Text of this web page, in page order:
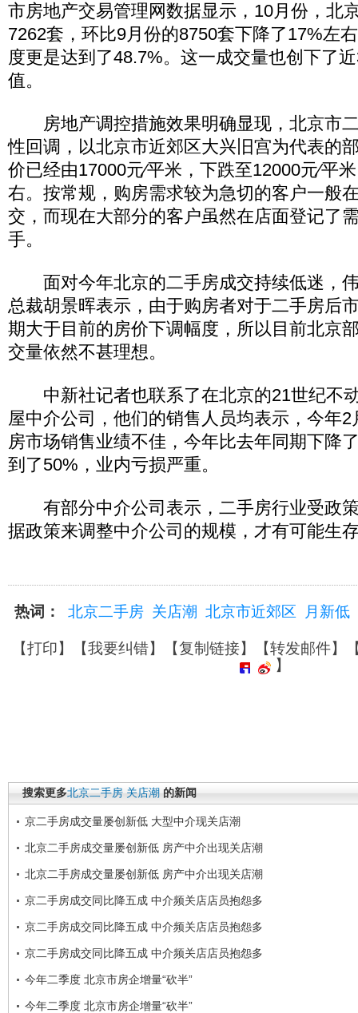
市房地产交易管理网数据显示，10月份，北
7262套，环比9月份的8750套下降了17%左
度更是达到了48.7%。这一成交量也创下了
值。
房地产调控措施效果明确显现，北京市
性回调，以北京市近郊区大兴旧宫为代表的
价已经由17000元∕平米，下跌至12000元∕平
右。按常规，购房需求较为急切的客户一般
交，而现在大部分的客户虽然在店面登记了
手。
面对今年北京的二手房成交持续低迷，
总裁胡景晖表示，由于购房者对于二手房后
期大于目前的房价下调幅度，所以目前北京
交量依然不甚理想。
中新社记者也联系了在北京的21世纪不
屋中介公司，他们的销售人员均表示，今年
房市场销售业绩不佳，今年比去年同期下降
到了50%，业内亏损严重。
有部分中介公司表示，二手房行业受政
据政策来调整中介公司的规模，才有可能生
热词： 北京二手房 关店潮 北京市近郊区 月新低
【打印】【我要纠错】【复制链接】【转发邮件】
】
搜索更多北京二手房 关店潮 的新闻
京二手房成交量屡创新低 大型中介现关店潮
北京二手房成交量屡创新低 房产中介出现关店潮
北京二手房成交量屡创新低 房产中介出现关店潮
京二手房成交同比降五成 中介频关店店员抱怨多
京二手房成交同比降五成 中介频关店店员抱怨多
京二手房成交同比降五成 中介频关店店员抱怨多
今年二季度 北京市房企增量“砍半”
今年二季度 北京市房企增量“砍半”